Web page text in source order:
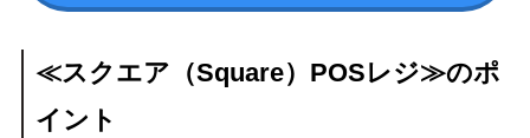
≪スクエア（Square）POSレジ≫のポ
イント